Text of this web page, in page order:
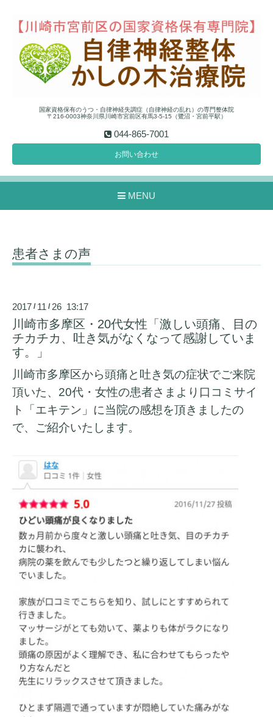
国家資格保有のうつ・自律神経失調症（自律神経の乱れ）の専門整体院
〒216-0003神奈川県川崎市宮前区有馬3-5-15（鷺沼・宮前平駅）
044-865-7001
お問い合わせ
MENU
患者さまの声
2017 / 11 / 26 13:17
川崎市多摩区・20代女性「激しい頭痛、目の
チカチカ、吐き気がなくなって感謝していま
す。」
川崎市多摩区から頭痛と吐き気の症状でご来院
頂いた、20代・女性の患者さまより 口コミサイ
ト「エキテン」 に当院の感想を頂きましたの
で、ご紹介いたします。